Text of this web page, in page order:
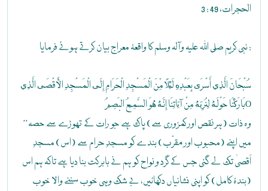
الحجرات، 49 : 3
نبی کریم صلی اللہ علیہ وآلہ وسلم کا واقعۂ معراج بیان کرتے ہوئے فرمایا :
سُبْحَانَ الَّذِي أَسْرَى بِعَبْدِهِ لَيْلاً مِّنَ الْمَسْجِدِ الْحَرَامِ إِلَى الْمَسْجِدِ الْأَقْصَى الَّذِي
بَارَكْنَا حَوْلَهُ لِنُرِيَهُ مِنْ آيَاتِنَا إِنَّهُ هُوَ السَّمِيعُ البَصِيرُO
’’وہ ذات (ہر نقص اور کمزوری سے) پاک ہے جو رات کے تھوڑے سے حصہ
میں اپنے (محبوب اور مقرّب) بندے کو مسجدِ حرام سے (اس) مسجدِ
اَقصیٰ تک لے گئی جس کے گرد و نواح کو ہم نے بابرکت بنا دیا ہے تاکہ ہم اس
(بندۂ کامل) کو اپنی نشانیاں دکھائیں، بے شک وہی خوب سننے والا خوب